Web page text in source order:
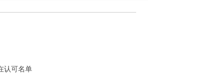
认可名单